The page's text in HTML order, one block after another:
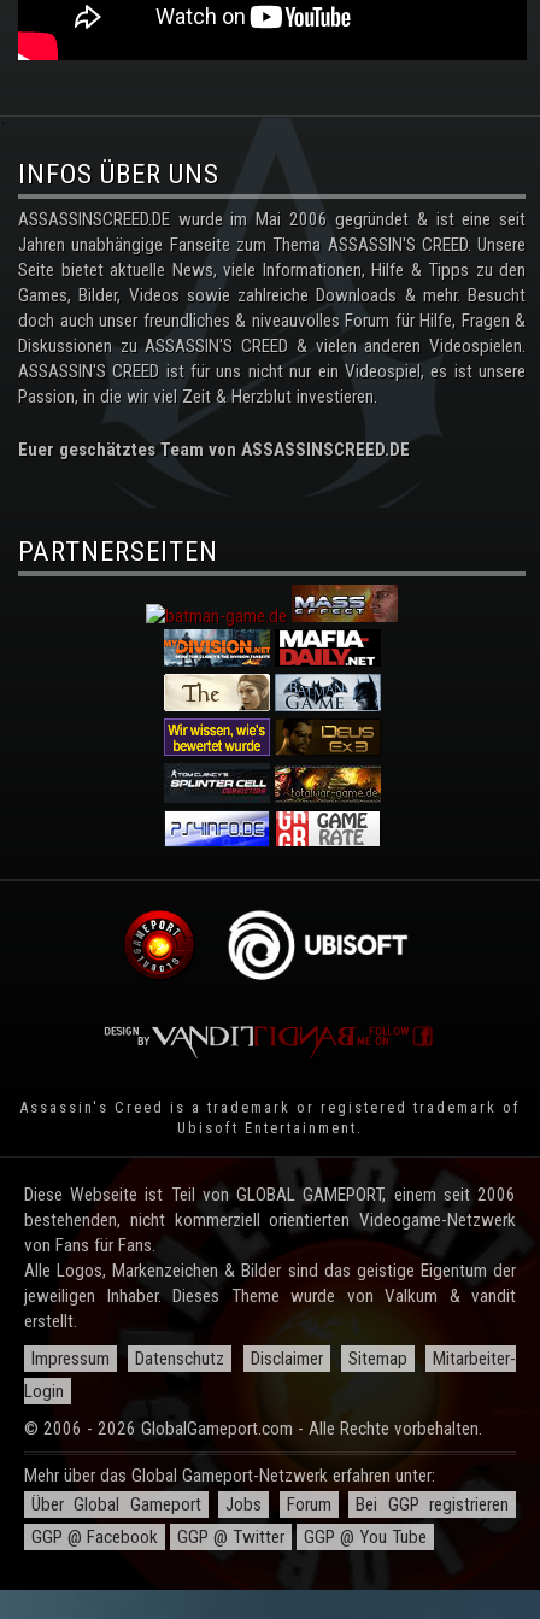
.
INFOS ÜBER UNS
ASSASSINSCREED.DE wurde im Mai 2006 gegründet & ist eine seit
Jahren unabhängige Fanseite zum Thema ASSASSIN'S CREED. Unsere
Seite bietet aktuelle News, viele Informationen, Hilfe & Tipps zu den
Games, Bilder, Videos sowie zahlreiche Downloads & mehr. Besucht
doch auch unser freundliches & niveauvolles Forum für Hilfe, Fragen &
Diskussionen zu ASSASSIN'S CREED & vielen anderen Videospielen.
ASSASSIN'S CREED ist für uns nicht nur ein Videospiel, es ist unsere
Passion, in die wir viel Zeit & Herzblut investieren.
Euer geschätztes Team von ASSASSINSCREED.DE
PARTNERSEITEN
Assassin's Creed is a trademark or registered trademark of
Ubisoft Entertainment
Diese Webseite ist Teil von GLOBAL GAMEPORT, einem seit 2006
bestehenden, nicht kommerziell orientierten Videogame-Netzwerk
von Fans für Fans.
Alle Logos, Markenzeichen & Bilder sind das geistige Eigentum der
jeweiligen Inhaber. Dieses Theme wurde von Valkum & vandit
erstellt.
Impressum
Datenschutz Disclaimer Sitemap
Mitarbeiter-
Login
© 2006 - 2026 GlobalGameport.com - Alle Rechte vorbehalten.
Mehr über das Global Gameport-Netzwerk erfahren unter:
Über Global Gameport
Jobs Forum
Bei GGP registrieren
GGP @ Facebook
GGP @ Twitter GGP @ You Tube